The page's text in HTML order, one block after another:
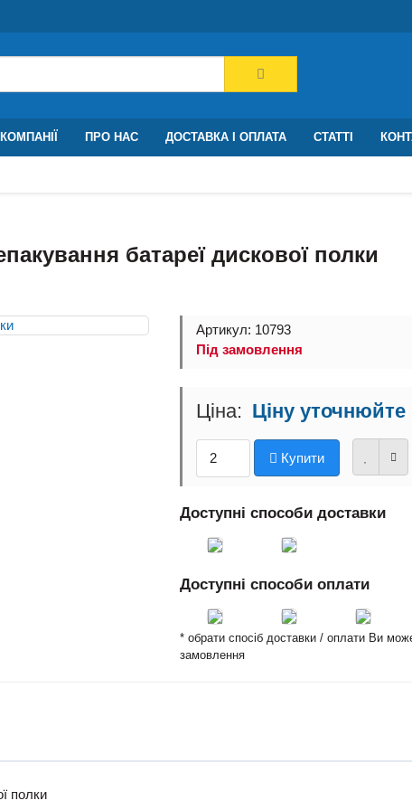
ПРО НАС ДОСТАВКА І ОПЛАТА СТАТТІ
батареї дискової полки
Артикул: 10793
Під замовлення
Ціну уточнюйте
Купити
Доступні способи доставки
Доступні способи оплати
* обрати спосіб доставки / оплати Ви
замовлення
полки